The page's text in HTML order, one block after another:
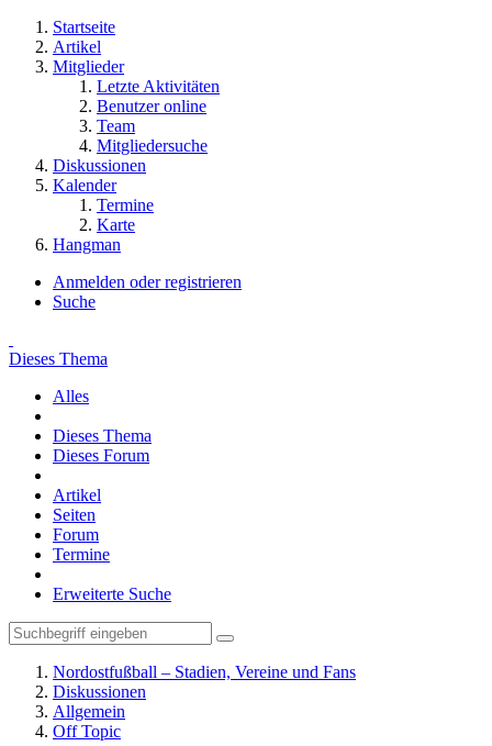
Startseite
Artikel
Mitglieder
Letzte Aktivitäten
Benutzer online
Team
Mitgliedersuche
Diskussionen
Kalender
Termine
Karte
Hangman
Anmelden oder registrieren
Suche
Dieses Thema
Alles
Dieses Thema
Dieses Forum
Artikel
Seiten
Forum
Termine
Erweiterte Suche
Nordostfußball – Stadien, Vereine und Fans
Diskussionen
Allgemein
Off Topic